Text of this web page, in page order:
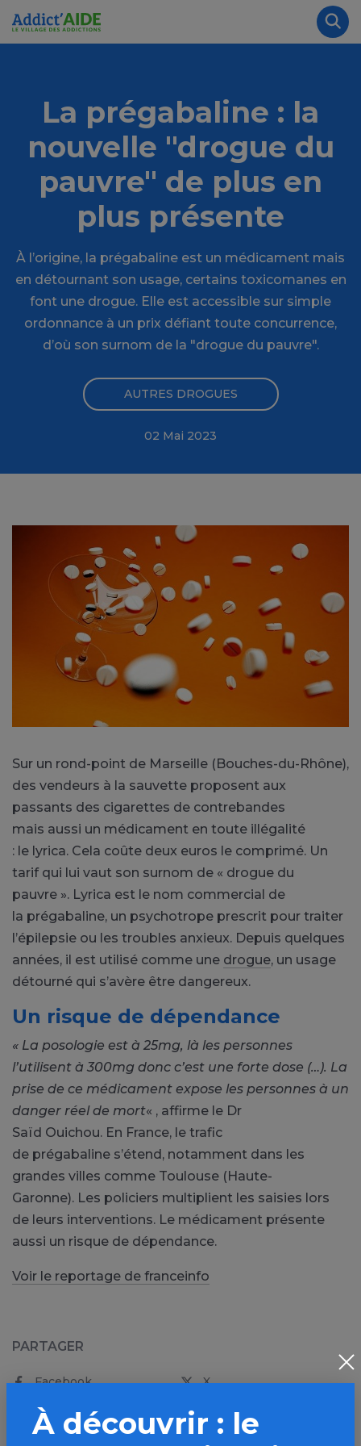
Aller au contenu principal
La prégabaline : la
nouvelle "drogue du
pauvre" de plus en
plus présente
À l’origine, la prégabaline est un médicament mais
en détournant son usage, certains toxicomanes en
font une drogue. Elle est accessible sur simple
ordonnance à un prix défiant toute concurrence,
d’où son surnom de la "drogue du pauvre".
AUTRES DROGUES
02 Mai 2023
Sur un rond-point de Marseille (Bouches-du-Rhône),
des vendeurs à la sauvette proposent aux
passants des cigarettes de contrebandes
mais aussi un médicament en toute illégalité
: le lyrica. Cela coûte deux euros le comprimé. Un
tarif qui lui vaut son surnom de « drogue du
pauvre ». Lyrica est le nom commercial de
la prégabaline, un psychotrope prescrit pour traiter
l’épilepsie ou les troubles anxieux. Depuis quelques
années, il est utilisé comme une drogue, un usage
détourné qui s’avère être dangereux.
Un risque de dépendance
« La posologie est à 25mg, là les personnes
l’utilisent à 300mg donc c’est une forte dose (…). La
prise de ce médicament expose les personnes à un
danger réel de mort« , affirme le Dr
Saïd Ouichou. En France, le trafic
de prégabaline s’étend, notamment dans les
grandes villes comme Toulouse (Haute-
Garonne). Les policiers multiplient les saisies lors
de leurs interventions. Le médicament présente
aussi un risque de dépendance.
Voir le reportage de franceinfo
PARTAGER
Facebook X
LinkedIn
WhatsApp
À découvrir : le
Panneau de gestion des cookies